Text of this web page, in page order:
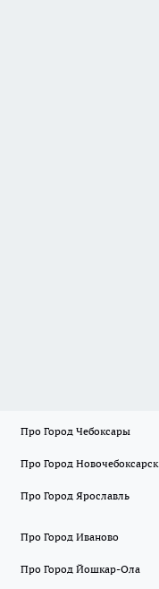
Про Город Чебоксары
Про Город Новочебоксарск
Про Город Ярославль
Про Город Иваново
Про Город Йошкар-Ола